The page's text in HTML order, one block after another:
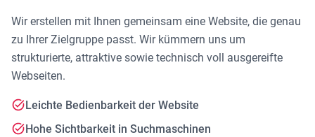
Wir erstellen mit Ihnen gemeinsam eine Website, die genau
zu Ihrer Zielgruppe passt. Wir kümmern uns um
strukturierte, attraktive sowie technisch voll ausgereifte
Webseiten.
Leichte Bedienbarkeit der Website
Hohe Sichtbarkeit in Suchmaschinen